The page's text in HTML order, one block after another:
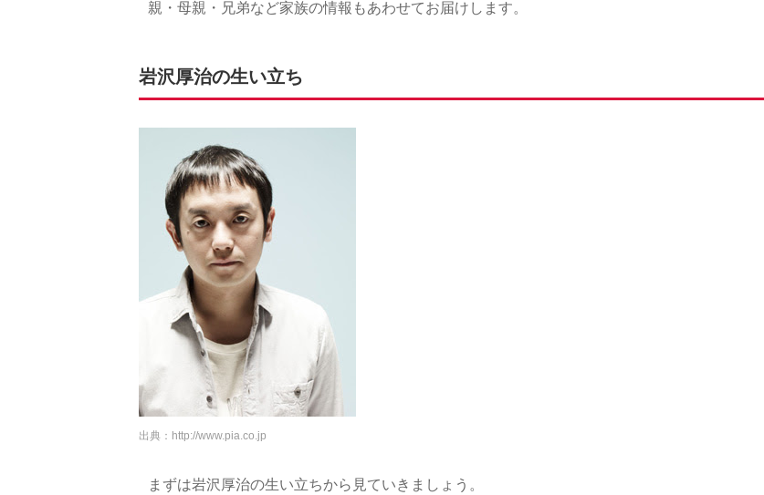
親・母親・兄弟など家族の情報もあわせてお届けします。
岩沢厚治の生い立ち
出典： http://www.pia.co.jp
まずは岩沢厚治の生い立ちから見ていきましょう。